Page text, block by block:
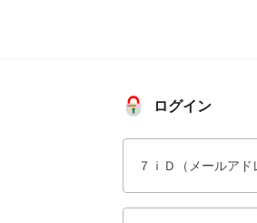
ログイン
７ｉＤ（メールアド